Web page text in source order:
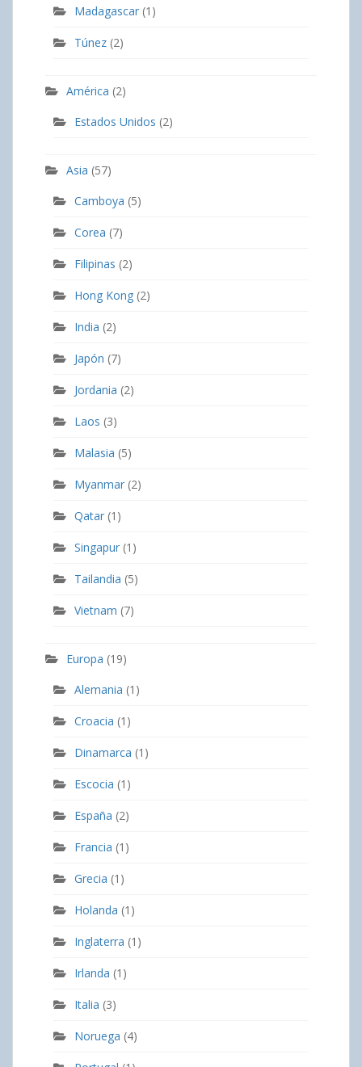
Madagascar (1)
Túnez (2)
América (2)
Estados Unidos (2)
Asia (57)
Camboya (5)
Corea (7)
Filipinas (2)
Hong Kong (2)
India (2)
Japón (7)
Jordania (2)
Laos (3)
Malasia (5)
Myanmar (2)
Qatar (1)
Singapur (1)
Tailandia (5)
Vietnam (7)
Europa (19)
Alemania (1)
Croacia (1)
Dinamarca (1)
Escocia (1)
España (2)
Francia (1)
Grecia (1)
Holanda (1)
Inglaterra (1)
Irlanda (1)
Italia (3)
Noruega (4)